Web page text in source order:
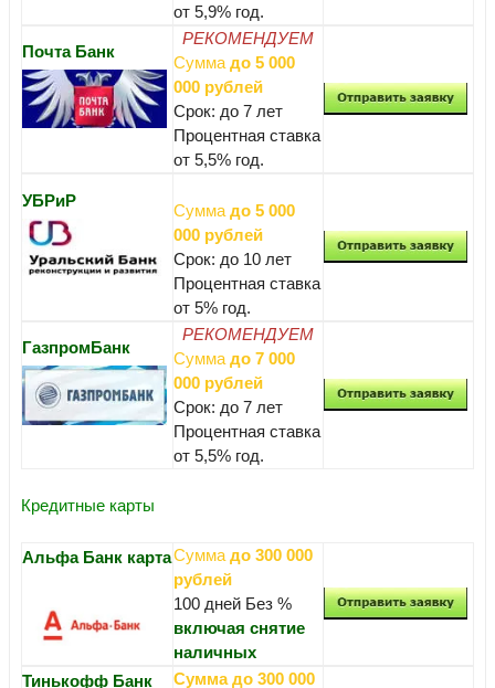
от 5,9% год.
Почта Банк
РЕКОМЕНДУЕМ
Сумма до 5 000
000 рублей
Срок: до 7 лет
Процентная ставка
от 5,5% год.
УБРиР
Сумма до 5 000
000 рублей
Срок: до 10 лет
Процентная ставка
от 5% год.
ГазпромБанк
РЕКОМЕНДУЕМ
Сумма до 7 000
000 рублей
Срок: до 7 лет
Процентная ставка
от 5,5% год.
Кредитные карты
Альфа Банк картаСумма до 300 000
рублей
100 дней Без %
включая снятие
наличных
Тинькофф Банк
Сумма до 300 000